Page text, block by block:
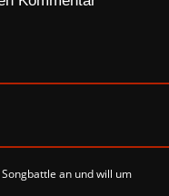
an und will um